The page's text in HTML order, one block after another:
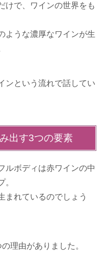
けで、ワインの世界をも
ような濃厚なワインが生
ンという流れで話してい
出す3つの要素
ルボディは赤ワインの中
。
まれているのでしょう
理由がありました。